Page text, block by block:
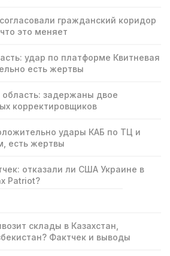
гражданский коридор
это меняет
удар по платформе Квитневая
есть жертвы
задержаны двое
корректировщиков
удары КАБ по ТЦ и
есть жертвы
отказали ли США Украине в
Patriot?
склады в Казахстан,
Фактчек и выводы